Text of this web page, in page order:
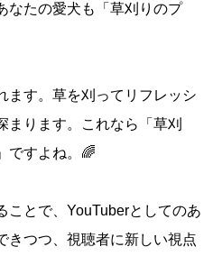
なたの愛犬も「草刈りのプ
ます。草を刈ってリフレッシ
まります。これなら「草刈
ですよね。🌈
ことで、YouTuberとしてのあ
きつつ、視聴者に新しい視点